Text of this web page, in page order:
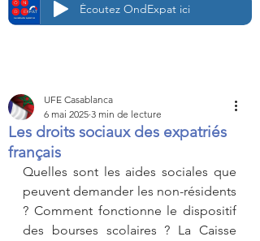
Écoutez OndExpat ici
Les droits sociaux des expatriés
français
UFE Casablanca
6 mai 2025 3 min de lecture
Quelles sont les aides sociales que
peuvent demander les non-résidents
? Comment fonctionne le dispositif
des bourses scolaires ? La Caisse